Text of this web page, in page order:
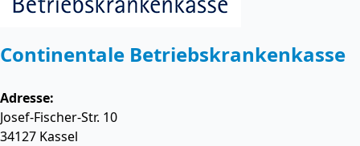
Continentale Betriebskrankenkasse
Adresse:
Josef-Fischer-Str. 10
34127 Kassel